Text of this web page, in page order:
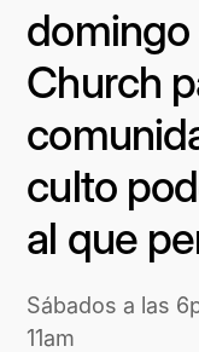
domingo
Church
culto
al que
Sábados a las
11am